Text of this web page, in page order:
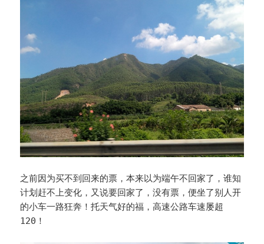
之前因为买不到回来的票，本来以为端午不回家了，谁知
计划赶不上变化，又说要回家了，没有票，便坐了别人开
的小车一路狂奔！托天气好的福，高速公路车速屡超
120！